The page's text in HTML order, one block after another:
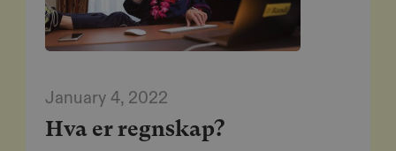
January 4, 2022
Hva er regnskap?